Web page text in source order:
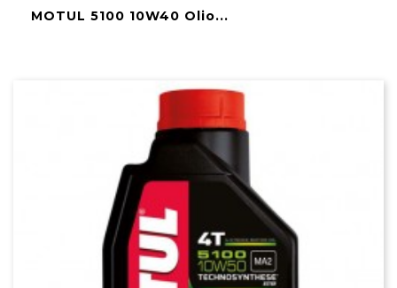
MOTUL 5100 10W40 Olio...